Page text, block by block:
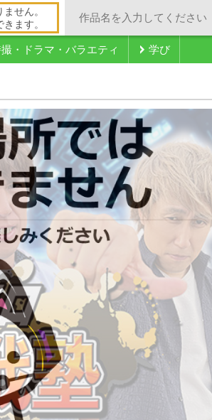
ません。
ます。
・ドラマ・バラエティ 学び